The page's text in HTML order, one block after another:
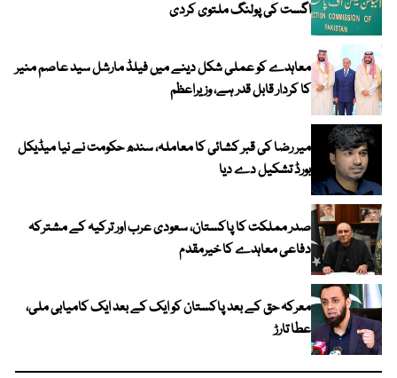
اگست کی پولنگ ملتوی کردی
معاہدے کو عملی شکل دینے میں فیلڈ مارشل سید عاصم منیر
کا کردار قابل قدر ہے، وزیراعظم
میر رضا کی قبر کشائی کا معاملہ، سندھ حکومت نے نیا میڈیکل
بورڈ تشکیل دے دیا
صدر مملکت کا پاکستان، سعودی عرب اور ترکیہ کے مشترکہ
دفاعی معاہدے کا خیرمقدم
معرکہ حق کے بعد پاکستان کو ایک کے بعد ایک کامیابی ملی،
عطا تارڑ